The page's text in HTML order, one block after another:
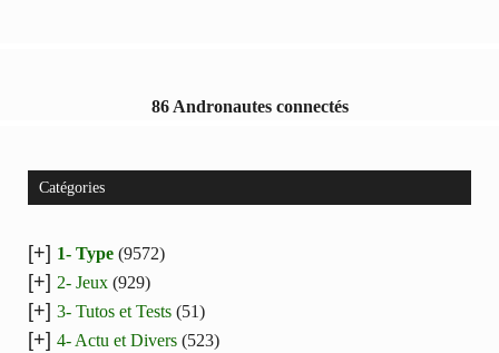
86 Andronautes connectés
Catégories
[+] 1- Type (9572)
[+] 2- Jeux (929)
[+] 3- Tutos et Tests (51)
[+] 4- Actu et Divers (523)